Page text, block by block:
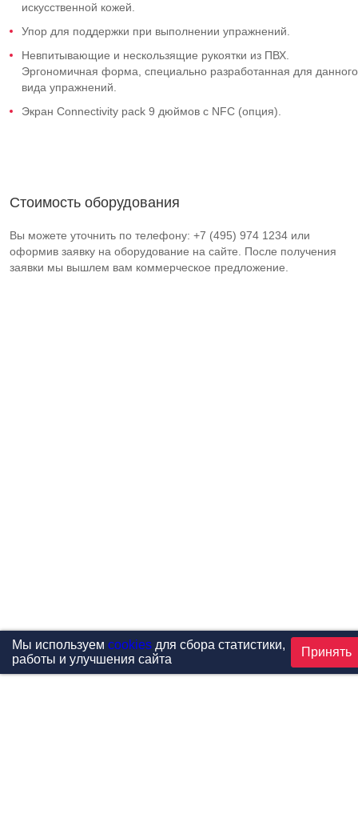
искусственной кожей.
Упор для поддержки при выполнении упражнений.
Невпитывающие и нескользящие рукоятки из ПВХ.
Эргономичная форма, специально разработанная для данного
вида упражнений.
Экран Connectivity pack 9 дюймов с NFC (опция).
Стоимость оборудования
Вы можете уточнить по телефону: +7 (495) 974 1234 или
оформив заявку на оборудование на сайте. После получения
заявки мы вышлем вам коммерческое предложение.
Мы используем cookiesдля сбора статистики,
работы и улучшения сайта
Принять